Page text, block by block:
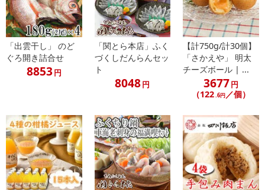
商品到着時点でのお日持ち期間は、配送日数などにより異なります
のでご了承ください。
【キャンセルについて】
※お申込み後のキャンセルはお受けできません。
記載されている内容を必ずご確認いただき、お届けする商品セット
にご納得いただきましたうえでお申し込みください。
※パッケージ変更や商品リニューアル（成分など含む）等により、
参考の掲載画像や画像内のバーコードなど、お届け商品と多少異な
る場合がございます。
また、[新たな加工食品の原料原産地表示制度]の経過措置期間の終
了により、商品詳細内に記載の原産国・原材料の表記が旧表記の場
合がございます。
あらかじめご了承いただいた上でお申込みください。なお、本理由
「出雲干し」 のど
ぐろ開き詰合せ
8853円
「関とら本店」ふく
づくしだんらんセッ
ト
8048円
【計750g/計30個】
「さかえや」 明太
チーズボール | ...
3677円
（122 .6円 ／個）